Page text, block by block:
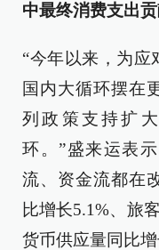
中最终消费支出
“今年以来，为应
国内大循环摆在
列政策支持扩
环。”盛来运表
流、资金流都在
比增长5.1%、旅
货币供应量同比增